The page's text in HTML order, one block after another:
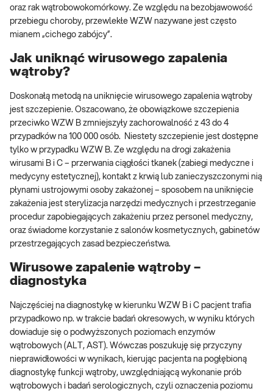
oraz rak wątrobowokomórkowy. Ze względu na bezobjawowość
przebiegu choroby, przewlekłe WZW nazywane jest często
mianem „cichego zabójcy”.
Jak uniknąć wirusowego zapalenia
wątroby?
Doskonałą metodą na uniknięcie wirusowego zapalenia wątroby
jest szczepienie. Oszacowano, że obowiązkowe szczepienia
przeciwko WZW B zmniejszyły zachorowalność z 43 do 4
przypadków na 100 000 osób. Niestety szczepienie jest dostępne
tylko w przypadku WZW B. Ze względu na drogi zakażenia
wirusami B i C – przerwania ciągłości tkanek (zabiegi medyczne i
medycyny estetycznej), kontakt z krwią lub zanieczyszczonymi nią
płynami ustrojowymi osoby zakażonej – sposobem na uniknięcie
zakażenia jest sterylizacja narzędzi medycznych i przestrzeganie
procedur zapobiegających zakażeniu przez personel medyczny,
oraz świadome korzystanie z salonów kosmetycznych, gabinetów
przestrzegających zasad bezpieczeństwa.
Wirusowe zapalenie wątroby –
diagnostyka
Najczęściej na diagnostykę w kierunku WZW B i C pacjent trafia
przypadkowo np. w trakcie badań okresowych, w wyniku których
dowiaduje się o podwyższonych poziomach enzymów
wątrobowych (ALT, AST). Wówczas poszukuję się przyczyny
nieprawidłowości w wynikach, kierując pacjenta na pogłębioną
diagnostykę funkcji wątroby, uwzględniającą wykonanie prób
wątrobowych i badań serologicznych, czyli oznaczenia poziomu